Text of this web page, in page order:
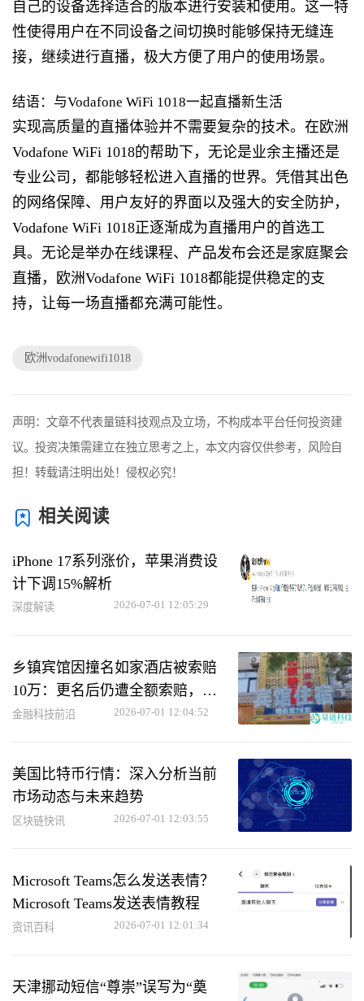
自己的设备选择适合的版本进行安装和使用。这一特
性使得用户在不同设备之间切换时能够保持无缝连
接，继续进行直播，极大方便了用户的使用场景。
结语：与Vodafone WiFi 1018一起直播新生活
实现高质量的直播体验并不需要复杂的技术。在欧洲
Vodafone WiFi 1018的帮助下，无论是业余主播还是
专业公司，都能够轻松进入直播的世界。凭借其出色
的网络保障、用户友好的界面以及强大的安全防护，
Vodafone WiFi 1018正逐渐成为直播用户的首选工
具。无论是举办在线课程、产品发布会还是家庭聚会
直播，欧洲Vodafone WiFi 1018都能提供稳定的支
持，让每一场直播都充满可能性。
欧洲vodafonewifi1018
声明：文章不代表量链科技观点及立场，不构成本平台任何投资建
议。投资决策需建立在独立思考之上，本文内容仅供参考，风险自
担！转载请注明出处！侵权必究！
相关阅读
iPhone 17系列涨价，苹果消费设
计下调15%解析
深度解读 2026-07-01 12:05:29
乡镇宾馆因撞名如家酒店被索赔
10万：更名后仍遭全额索赔，损
失惨重
金融科技前沿 2026-07-01 12:04:52
美国比特币行情：深入分析当前
市场动态与未来趋势
区块链快讯 2026-07-01 12:03:55
Microsoft Teams怎么发送表情？
Microsoft Teams发送表情教程
资讯百科 2026-07-01 12:01:34
天津挪动短信“尊崇”误写为“奠